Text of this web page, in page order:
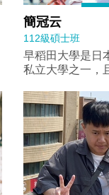
簡冠云
112級碩士班
早稻田大學是日
私立大學之一，
世界各地大學建
係，促進學術與
動。在課程方面
地社科院所開設
包括日本外交史
史・中国地域研
Aging and the